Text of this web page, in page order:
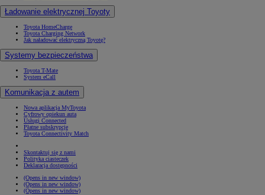
Ładowanie elektrycznej Toyoty
Toyota HomeCharge
Toyota Charging Network
Jak naładować elektryczną Toyotę?
Systemy bezpieczeństwa
Toyota T-Mate
System eCall
Komunikacja z autem
Nowa aplikacja MyToyota
Cyfrowy opiekun auta
Usługi Connected
Płatne subskrypcje
Toyota Connectivity Match
Skontaktuj się z nami
Polityka ciasteczek
Deklaracja dostępności
(Opens in new window)
(Opens in new window)
(Opens in new window)